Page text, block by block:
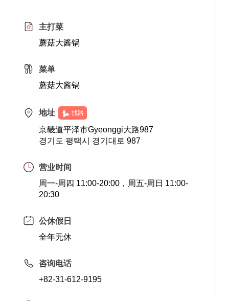
主打菜
蘑菇大酱锅
菜单
蘑菇大酱锅
地址 找路
京畿道平泽市Gyeonggi大路987
경기도 평택시 경기대로 987
营业时间
周一-周四 11:00-20:00，周五-周日 11:00-
20:30
公休假日
全年无休
咨询电话
+82-31-612-9195